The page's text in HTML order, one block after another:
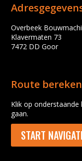
Overbeek
Klavermaten 73
7472 DD Goor
Route
Klik op
gaan.
START